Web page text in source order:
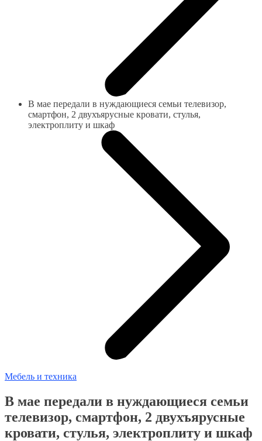
В мае передали в нуждающиеся семьи телевизор,
смартфон, 2 двухъярусные кровати, стулья,
электроплиту и шкаф
Мебель и техника
В мае передали в нуждающиеся семьи
телевизор, смартфон, 2 двухъярусные
кровати, стулья, электроплиту и шкаф